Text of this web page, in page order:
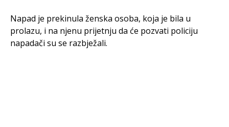
Napad je prekinula ženska osoba, koja je bila u
prolazu, i na njenu prijetnju da će pozvati policiju
napadači su se razbježali.